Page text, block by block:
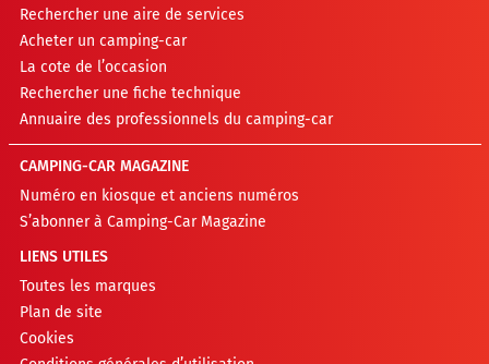
Rechercher une aire de services
Acheter un camping-car
La cote de l’occasion
Rechercher une fiche technique
Annuaire des professionnels du camping-car
CAMPING-CAR MAGAZINE
Numéro en kiosque et anciens numéros
S’abonner à Camping-Car Magazine
LIENS UTILES
Toutes les marques
Plan de site
Cookies